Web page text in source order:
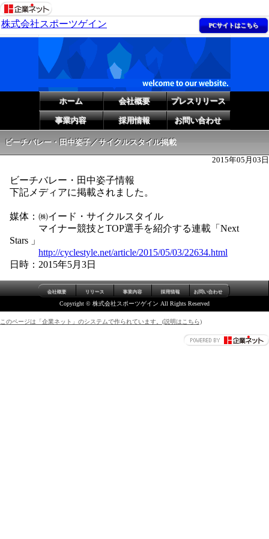
株式会社スポーツゲイン PCサイトはこちら
ホーム 会社概要 プレスリリース
事業内容 採用情報 お問い合わせ
ビーチバレー・田中姿子／サイクルスタイル掲載
2015年05月03日
ビーチバレー・田中姿子情報
下記メディアに掲載されました。
媒体：㈱イード・サイクルスタイル
マイナー競技とTOP選手を紹介する連載「Next
Stars 」
http://cyclestyle.net/article/2015/05/03/22634.html
日時：2015年5月3日
会社概要 リリース 事業内容 採用情報 お問い合わせ
Copyright © 株式会社スポーツゲイン All Rights Reserved
このページは「企業ネット」のシステムで作られています。(説明はこちら)